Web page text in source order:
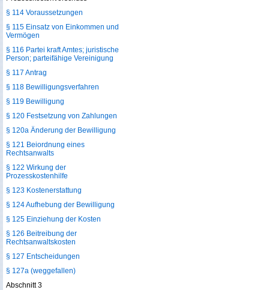
§ 114 Voraussetzungen
§ 115 Einsatz von Einkommen und
Vermögen
§ 116 Partei kraft Amtes; juristische
Person; parteifähige Vereinigung
§ 117 Antrag
§ 118 Bewilligungsverfahren
§ 119 Bewilligung
§ 120 Festsetzung von Zahlungen
§ 120a Änderung der Bewilligung
§ 121 Beiordnung eines
Rechtsanwalts
§ 122 Wirkung der
Prozesskostenhilfe
§ 123 Kostenerstattung
§ 124 Aufhebung der Bewilligung
§ 125 Einziehung der Kosten
§ 126 Beitreibung der
Rechtsanwaltskosten
§ 127 Entscheidungen
§ 127a (weggefallen)
Abschnitt 3